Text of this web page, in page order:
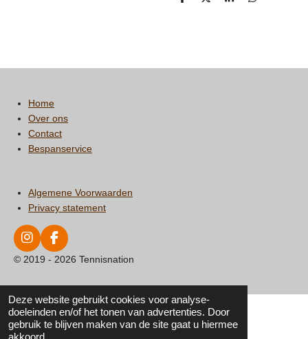
Deze website gebruikt cookies voor analyse-
doeleinden en/of het tonen van advertenties. Door
gebruik te blijven maken van de site gaat u hiermee
akkoord.
Home
Over ons
Contact
Bespanservice
Algemene Voorwaarden
Privacy statement
I
n
g
r
a
F
a
o
o
k
© 2019 - 2026 Tennisnation